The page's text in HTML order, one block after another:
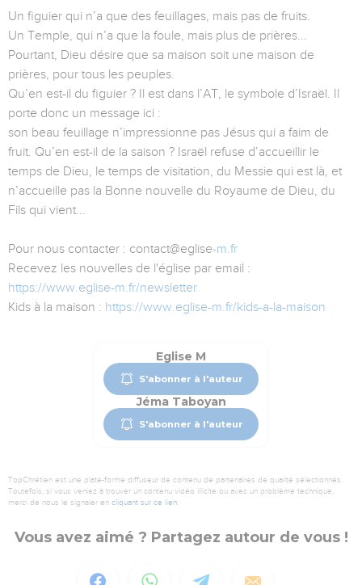
Un figuier qui n’a que des feuillages, mais pas de fruits.
Un Temple, qui n’a que la foule, mais plus de prières...
Pourtant, Dieu désire que sa maison soit une maison de
prières, pour tous les peuples.
Qu’en est-il du figuier ? Il est dans l’AT, le symbole d’Israël. Il
porte donc un message ici :
son beau feuillage n’impressionne pas Jésus qui a faim de
fruit. Qu’en est-il de la saison ? Israël refuse d’accueillir le
temps de Dieu, le temps de visitation, du Messie qui est là, et
n’accueille pas la Bonne nouvelle du Royaume de Dieu, du
Fils qui vient...
Pour nous contacter : contact@eglise-m.fr
Recevez les nouvelles de l'église par email :
https://www.eglise-m.fr/newsletter
Kids à la maison : https://www.eglise-m.fr/kids-a-la-maison
Eglise M
S'abonner à l'auteur
Jéma Taboyan
S'abonner à l'auteur
TopChrétien est une plate-forme diffuseur de contenu de partenaires de qualité sélectionnés.
Toutefois, si vous veniez à trouver un contenu vidéo illicite ou avec un problème technique,
merci de nous le signaler en cliquant sur ce lien.
Vous avez aimé ? Partagez autour de vous !